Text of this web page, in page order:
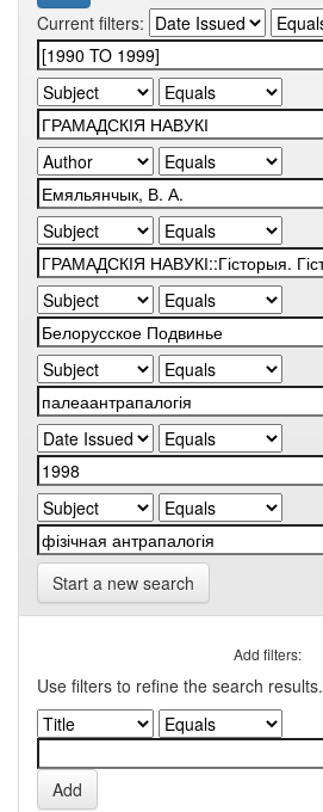
Current filters:
Start a new search
Add filters:
Use filters to refine the search results.